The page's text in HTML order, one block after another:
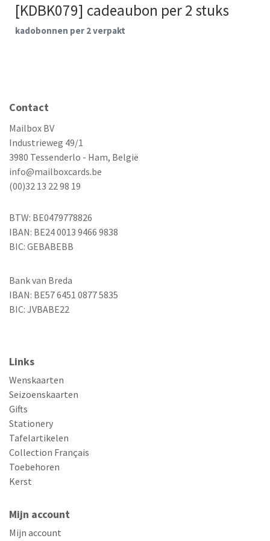
[KDBK079] cadeaubon per 2 stuks
kadobonnen per 2 verpakt
Contact
Mailbox BV
Industrieweg 49/1
3980 Tessenderlo - Ham, België
info@mailboxcards.be
(00)32 13 22 98 19
BTW: BE0479778826
IBAN: BE24 0013 9466 9838
BIC: GEBABEBB
Bank van Breda
IBAN: BE57 6451 0877 5835
BIC: JVBABE22
Links
Wenskaarten
Seizoenskaarten
Gifts
Stationery
Tafelartikelen
Collection Français
Toebehoren
Kerst
Mijn account
Mijn account